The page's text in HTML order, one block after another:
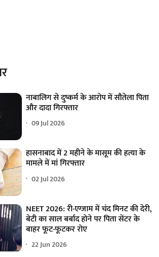
नाबालिग से दुष्कर्म के आरोप में सौतेला पिता
और दादा गिरफ्तार
09 Jul 2026
हासनाबाद में 2 महीने के मासूम की हत्या के
मामले में मां गिरफ्तार
02 Jul 2026
NEET 2026: री-एग्जाम में चंद मिनट की देरी,
बेटी का साल बर्बाद होने पर पिता सेंटर के
बाहर फूट-फूटकर रोए
22 Jun 2026